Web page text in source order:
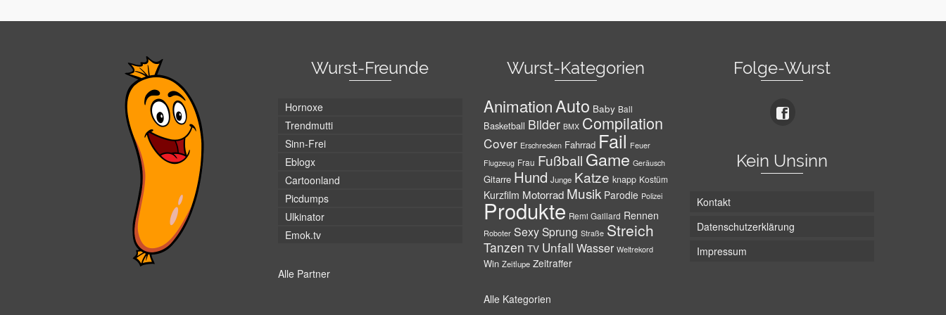
Wurst-Freunde
Hornoxe
Trendmutti
Sinn-Frei
Eblogx
Cartoonland
Picdumps
Ulkinator
Emok.tv
Alle Partner
Wurst-Kategorien
AnimationAuto Baby Ball
Basketball Bilder BMX Compilation
Cover Erschrecken Fahrrad Fail Feuer
Flugzeug Frau Fußball Game Geräusch
Gitarre Hund Junge Katze knapp Kostüm
Kurzfilm Motorrad Musik Parodie Polizei
Produkte Remi Gaillard Rennen
Roboter SexySprung Straße Streich
Tanzen TV Unfall Wasser Weltrekord
Win Zeitlupe Zeitraffer
Alle Kategorien
Folge-Wurst
Kein Unsinn
Kontakt
Datenschutzerklärung
Impressum